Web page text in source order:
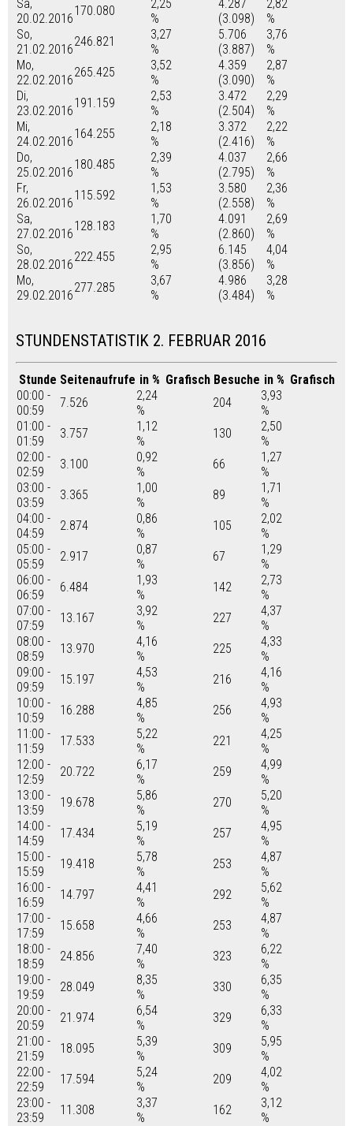
Sa,
20.02.2016
170.080
2,25
%
4.287
(3.098)
2,82
%
So,
21.02.2016
246.821
3,27
%
5.706
(3.887)
3,76
%
Mo,
22.02.2016
265.425
3,52
%
4.359
(3.090)
2,87
%
Di,
23.02.2016
191.159
2,53
%
3.472
(2.504)
2,29
%
Mi,
24.02.2016
164.255
2,18
%
3.372
(2.416)
2,22
%
Do,
25.02.2016
180.485
2,39
%
4.037
(2.795)
2,66
%
Fr,
26.02.2016
115.592
1,53
%
3.580
(2.558)
2,36
%
Sa,
27.02.2016
128.183
1,70
%
4.091
(2.860)
2,69
%
So,
28.02.2016
222.455
2,95
%
6.145
(3.856)
4,04
%
Mo,
29.02.2016
277.285
3,67
%
4.986
(3.484)
3,28
%
STUNDENSTATISTIK 2. FEBRUAR 2016
Stunde Seitenaufrufe in % Grafisch Besuche in % Grafisch
00:00 -
00:59
7.526
2,24
%
204
3,93
%
01:00 -
01:59
3.757
1,12
%
130
2,50
%
02:00 -
02:59
3.100
0,92
%
66
1,27
%
03:00 -
03:59
3.365
1,00
%
89
1,71
%
04:00 -
04:59
2.874
0,86
%
105
2,02
%
05:00 -
05:59
2.917
0,87
%
67
1,29
%
06:00 -
06:59
6.484
1,93
%
142
2,73
%
07:00 -
07:59
13.167
3,92
%
227
4,37
%
08:00 -
08:59
13.970
4,16
%
225
4,33
%
09:00 -
09:59
15.197
4,53
%
216
4,16
%
10:00 -
10:59
16.288
4,85
%
256
4,93
%
11:00 -
11:59
17.533
5,22
%
221
4,25
%
12:00 -
12:59
20.722
6,17
%
259
4,99
%
13:00 -
13:59
19.678
5,86
%
270
5,20
%
14:00 -
14:59
17.434
5,19
%
257
4,95
%
15:00 -
15:59
19.418
5,78
%
253
4,87
%
16:00 -
16:59
14.797
4,41
%
292
5,62
%
17:00 -
17:59
15.658
4,66
%
253
4,87
%
18:00 -
18:59
24.856
7,40
%
323
6,22
%
19:00 -
19:59
28.049
8,35
%
330
6,35
%
20:00 -
20:59
21.974
6,54
%
329
6,33
%
21:00 -
21:59
18.095
5,39
%
309
5,95
%
22:00 -
22:59
17.594
5,24
%
209
4,02
%
23:00 -
23:59
11.308
3,37
%
162
3,12
%